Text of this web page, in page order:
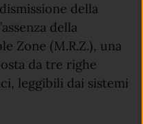
della
della
Zone (M.R.Z.), una
da tre righe
leggibili dai sistemi